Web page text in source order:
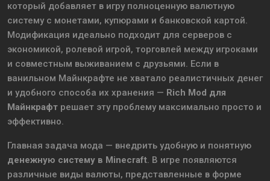
который добавляет в игру полноценную валютную
систему с монетами, купюрами и банковской картой.
Модификация идеально подходит для серверов с
экономикой, ролевой игрой, торговлей между игроками
и совместным выживанием с друзьями. Если в
ванильном Майнкрафте не хватало реалистичных денег
и удобного способа их хранения — Rich Mod для
Майнкрафт решает эту проблему максимально просто и
эффективно.
Главная задача мода — внедрить удобную и понятную
денежную систему в Minecraft. В игре появляются
различные виды валюты, представленные в форме